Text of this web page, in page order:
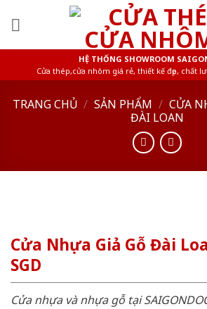
HỆ THỐNG SHOWROOM
Cửa thép,cửa nhôm giá rẻ, thiết kế đẹp, chất
TRANG CHỦ / SẢN PHẨM / CỬA
ĐÀI LOAN
Cửa Nhựa Giả Gỗ Đài
SGD
Cửa nhựa và nhựa gỗ tại